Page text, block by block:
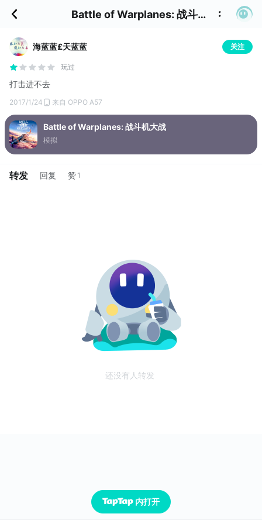
Battle of Warplanes: 战斗机大战 的评价
海蓝蓝£天蓝蓝 关注
玩过
打击进不去
2017/1/24 来自 OPPO A57
Battle of Warplanes: 战斗机大战
模拟
转发 回复 赞 1
还没有人转发
内打开